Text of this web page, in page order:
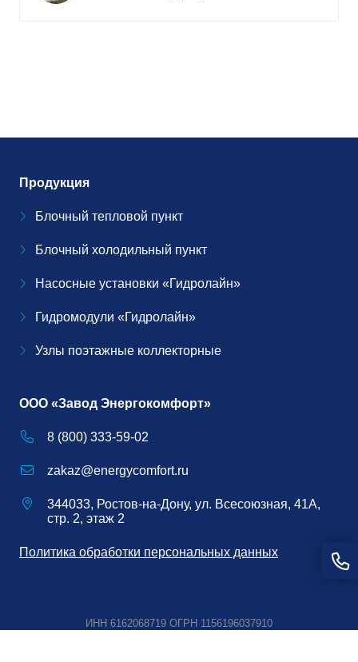
Продукция
Блочный тепловой пункт
Блочный холодильный пункт
Насосные установки «Гидролайн»
Гидромодули «Гидролайн»
Узлы поэтажные коллекторные
ООО «Завод Энергокомфорт»
8 (800) 333-59-02
zakaz@energycomfort.ru
344033, Ростов-на-Дону, ул. Всесоюзная, 41А,
стр. 2, этаж 2
Политика обработки персональных данных
ИНН 6162068719 ОГРН 1156196037910